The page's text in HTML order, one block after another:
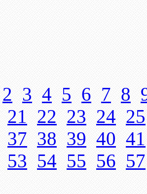
2 3 4 5 6 7 8
21 22 23 24 25
37 38 39 40 41
53 54 55 56 57